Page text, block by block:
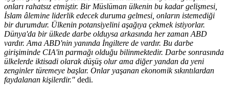
onları rahatsız etmiştir. Bir Müslüman ülkenin bu kadar gelişmesi,
İslam âlemine liderlik edecek duruma gelmesi, onların istemediği
bir durumdur. Ülkenin potansiyelini aşağıya çekmek istiyorlar.
Dünya'da bir ülkede darbe olduysa arkasında her zaman ABD
vardır. Ama ABD'nin yanında İngiltere de vardır. Bu darbe
girişiminde CIA'in parmağı olduğu bilinmektedir. Darbe sonrasında
ülkelerde iktisadi olarak düşüş olur ama diğer yandan da yeni
zenginler türemeye başlar. Onlar yaşanan ekonomik sıkıntılardan
faydalanan kişilerdir." dedi.